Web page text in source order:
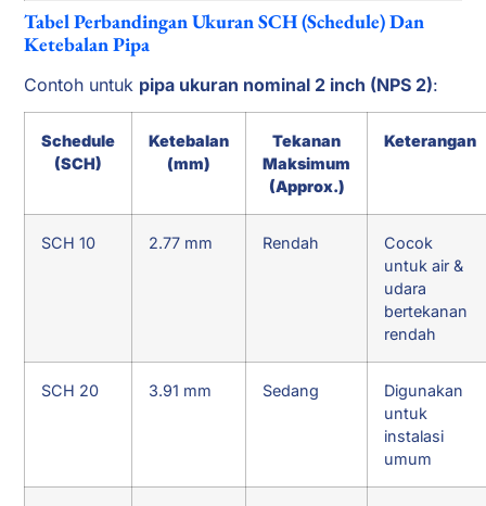
Tabel Perbandingan Ukuran SCH (Schedule) Dan
Ketebalan Pipa
Contoh untuk pipa ukuran nominal 2 inch (NPS 2):
Schedule
(SCH)
Ketebalan
(mm)
Tekanan
Maksimum
(Approx.)
Keterangan
SCH 10 2.77 mm Rendah
Cocok
untuk air &
udara
bertekanan
rendah
SCH 20 3.91 mm Sedang
Digunakan
untuk
instalasi
umum